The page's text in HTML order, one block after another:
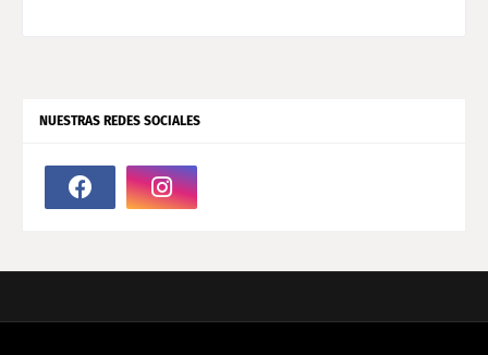
NUESTRAS REDES SOCIALES